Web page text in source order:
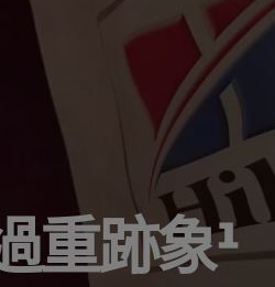
重跡象¹